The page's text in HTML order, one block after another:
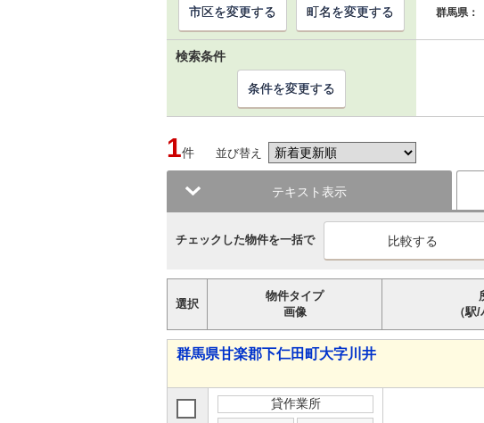
群馬県：
市区を変更する 町名を変更する
検索条件
条件を変更する
1件 並び替え
テキスト表示
チェックした物件を一括で
選択
物件タイプ
画像
（駅
群馬県甘楽郡下仁田町大字川井
貸作業所